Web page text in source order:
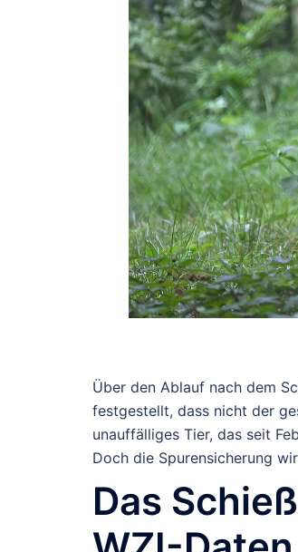
Über den Ablauf nach dem
festgestellt, dass nicht der
unauffälliges Tier, das seit
Doch die Spurensicherung
Das